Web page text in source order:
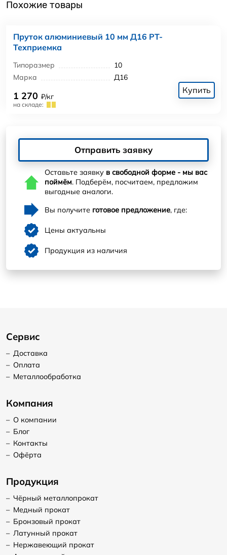
Похожие товары
Пруток алюминиевый 10 мм Д16 РТ-
Техприемка
Типоразмер
10
Марка
Д16
1 270 ₽/кг
на складе:
Купить
Отправить заявку
Оставьте заявку в свободной форме - мы вас
поймём. Подберём, посчитаем, предложим
выгодные аналоги.
Вы получите готовое предложение, где:
Цены актуальны
Продукция из наличия
Сервис
– Доставка
– Оплата
– Металлообработка
Компания
– О компании
– Блог
– Контакты
– Офёрта
Продукция
– Чёрный металлопрокат
– Медный прокат
– Бронзовый прокат
– Латунный прокат
– Нержавеющий прокат